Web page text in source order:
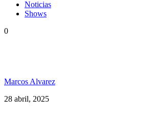
Noticias
Shows
0
Marcos Alvarez
28 abril, 2025